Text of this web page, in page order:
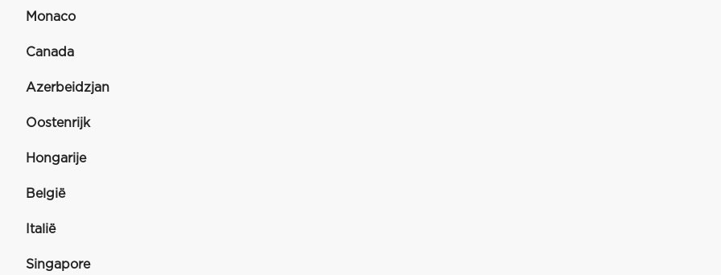
Monaco
Canada
Azerbeidzjan
Oostenrijk
Hongarije
België
Italië
Singapore